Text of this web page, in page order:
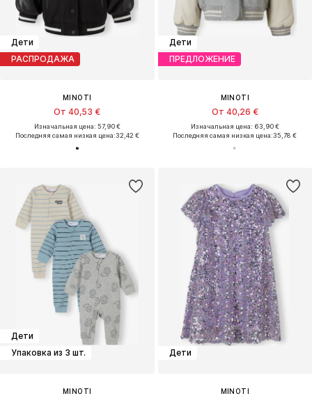
Дети
РАСПРОДАЖА
MINOTI
От 40,53 €
Изначальная цена: 57,90 €
Последняя самая низкая цена:32,42 €
Дети
ПРЕДЛОЖЕНИЕ
MINOTI
От 40,26 €
Изначальная цена: 63,90 €
Последняя самая низкая цена:35,78 €
Дети
Упаковка из 3 шт.
MINOTI
Дети
MINOTI